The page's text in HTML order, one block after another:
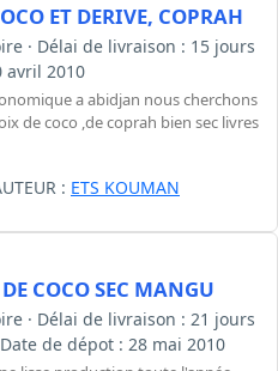
ET DERIVE, COPRAH
· Délai de livraison : 15 jours
avril 2010
a abidjan nous cherchons
de coco ,de coprah bien sec livres
: ETS KOUMAN
COCO SEC MANGU
· Délai de livraison : 21 jours
de dépot : 28 mai 2010